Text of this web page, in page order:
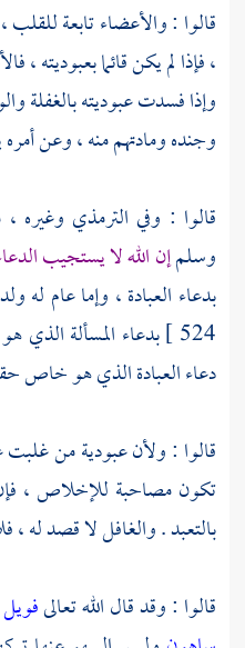
قالوا : والأعضاء تابعة
، فإذا لم يكن قائما بعبوديته ،
وإذا فسدت عبوديته بالغفلة
وجنده ومادتهم منه ، وعن
قالوا : وفي الترمذي وغيره ،
وسلمإن الله لا يستجيب
بدعاء العبادة ، وإما عام له
524 ] بدعاء المسألة الذي
دعاء العبادة الذي هو خاص
قالوا : ولأن عبودية من غلبت
تكون مصاحبة للإخلاص ،
بالتعبد . والغافل لا قصد له ،
قالوا : وقد قال الله تعالى